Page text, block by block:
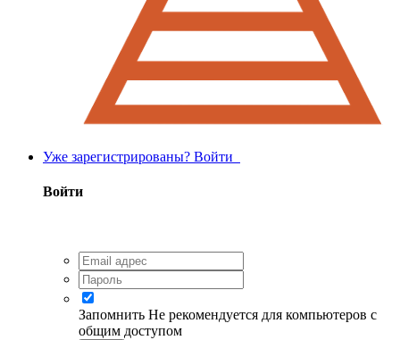
Уже зарегистрированы? Войти
Войти
Запомнить Не рекомендуется для компьютеров с
общим доступом